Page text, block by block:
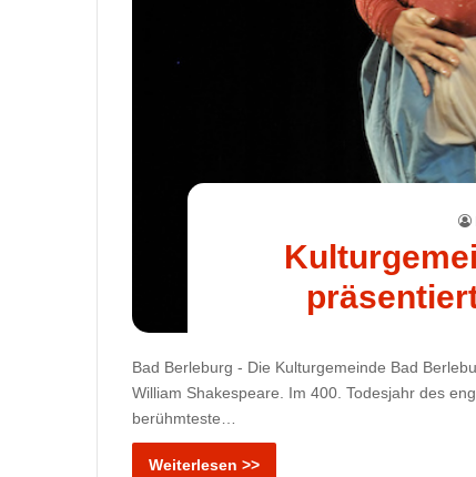
Bad Berleburg - Die Kulturgemeinde Bad
William Shakespeare. Im 400. Todesjahr des
berühmteste…
Weiterlesen >>